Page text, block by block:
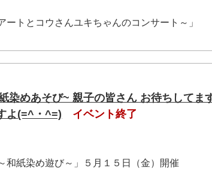
ートとコウさんユキちゃんのコンサート～」
染めあそび~ 親子の皆さん お待ちしてま
よ(=^・^=)
イベント終了
紙染め遊び～」５月１５日（金）開催